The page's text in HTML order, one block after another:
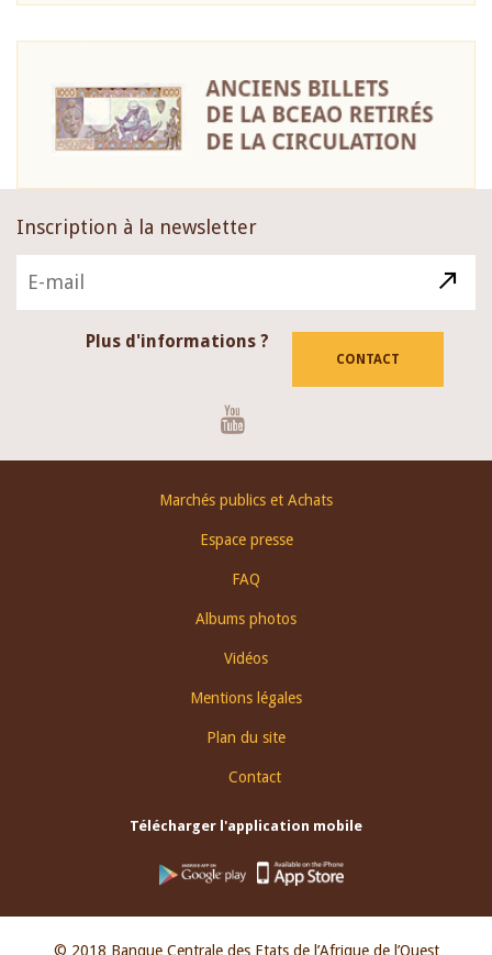
Inscription à la newsletter
Plus d'informations ?
CONTACT
Marchés publics et Achats
Espace presse
FAQ
Albums photos
Vidéos
Mentions légales
Plan du site
Contact
Télécharger l'application mobile
© 2018 Banque Centrale des Etats de l’Afrique de l’Ouest